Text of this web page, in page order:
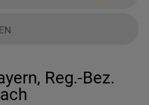
Reg.-Bez.